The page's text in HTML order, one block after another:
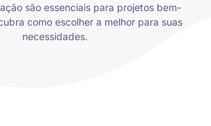
são essenciais para projetos bem-
como escolher a melhor para suas
necessidades.